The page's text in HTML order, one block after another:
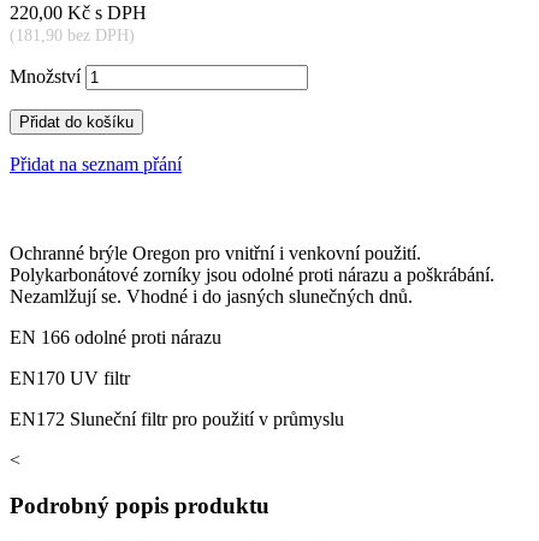
220,00 Kč s DPH
(181,90 bez DPH)
Množství
Přidat do košíku
Přidat na seznam přání
Ochranné brýle Oregon pro vnitřní i venkovní použití.
Polykarbonátové zorníky jsou odolné proti nárazu a poškrábání.
Nezamlžují se. Vhodné i do jasných slunečných dnů.
EN 166 odolné proti nárazu
EN170 UV filtr
EN172 Sluneční filtr pro použití v průmyslu
<
Podrobný popis produktu